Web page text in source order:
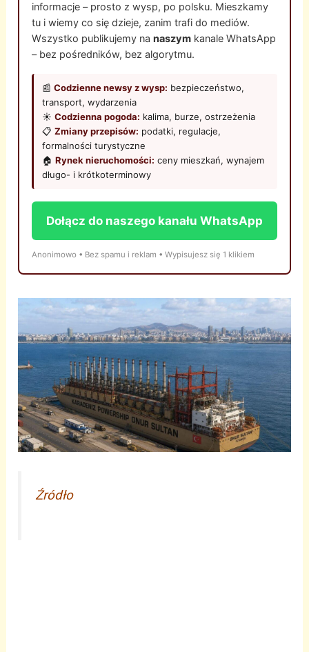
informacje – prosto z wysp, po polsku. Mieszkamy
tu i wiemy co się dzieje, zanim trafi do mediów.
Wszystko publikujemy nanaszym kanale WhatsApp
– bez pośredników, bez algorytmu.
📰Codzienne newsy z wysp: bezpieczeństwo,
transport, wydarzenia
☀️Codzienna pogoda: kalima, burze, ostrzeżenia
📋Zmiany przepisów: podatki, regulacje,
formalności turystyczne
🏠Rynek nieruchomości: ceny mieszkań, wynajem
długo- i krótkoterminowy
Dołącz do naszego kanału WhatsApp
Anonimowo • Bez spamu i reklam • Wypisujesz się 1 klikiem
Źródło